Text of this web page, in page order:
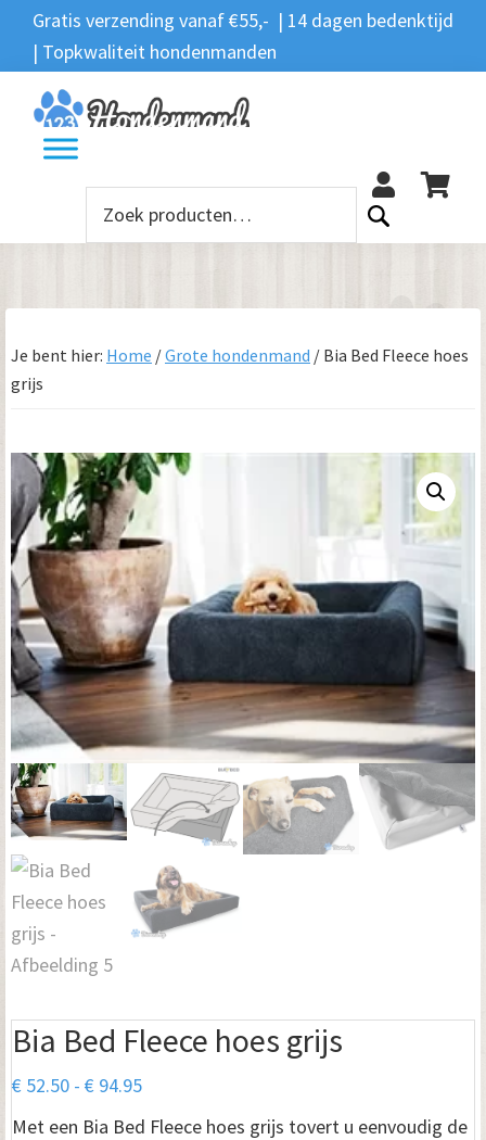
Spring
naar
de
hoofdnavigatie
Door
naar
de
hoofd
inhoud
Spring
naar
de
voettekst
Gratis verzending vanaf €55,- | 14 dagen bedenktijd
| Topkwaliteit hondenmanden
Zoeken
Zoeken
naar:
Je bent hier: Home /Grote hondenmand / Bia Bed Fleece hoes
grijs
Bia Bed Fleece hoes grijs
€ 52.50 - € 94.95Prijsklasse:
€ 52.50
Met een Bia Bed Fleece hoes grijs tovert u eenvoudig de